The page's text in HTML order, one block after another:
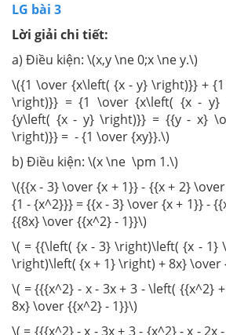
LG bài 3
Lời giải chi tiết:
a) Điều kiện: \(x,y \ne 0;x \ne y.\)
\({1 \over {x\left( {x - y} \right)}} +
\right)}} = {1 \over {x\left( {x -
{y\left( {x - y} \right)}} = {{y - x}
\right)}} = - {1 \over {xy}}.\)
b) Điều kiện: \(x \ne \pm 1.\)
\({{x - 3} \over {x + 1}} - {{x + 2}
{1 - {x^2}}} = {{x - 3} \over {x + 1}} -
{{8x} \over {{x^2} - 1}}\)
\( = {{\left( {x - 3} \right)\left( {x - 1}
\right)\left( {x + 1} \right) + 8x} \over
\( = {{{x^2} - x - 3x + 3 - \left( {{x^2}
8x} \over {{x^2} - 1}}\)
\( = {{{x^2} - x - 3x + 3 - {x^2} - x - 2x